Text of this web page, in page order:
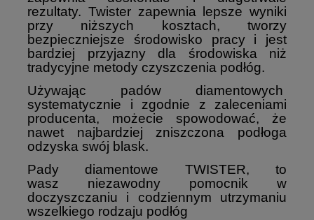
rezultaty. Twister zapewnia lepsze wyniki
przy niższych kosztach, tworzy
bezpieczniejsze środowisko pracy i jest
bardziej przyjazny dla środowiska niż
tradycyjne metody czyszczenia podłóg.
Używając padów diamentowych
systematycznie i zgodnie z zaleceniami
producenta, możecie spowodować, że
nawet najbardziej zniszczona podłoga
odzyska swój blask.
Pady diamentowe TWISTER, to
wasz niezawodny pomocnik w
doczyszczaniu i codziennym utrzymaniu
wszelkiego rodzaju podłóg